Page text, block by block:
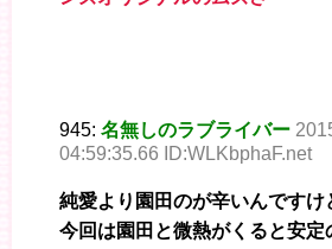
945: 名無しのラブライバー
04:59:35.66 ID:WLKbphaF.net
純愛より園田のが辛いんですけ
今回は園田と微熱がくると安定